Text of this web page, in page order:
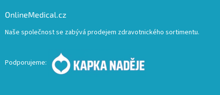
OnlineMedical.cz
Naše společnost se zabývá prodejem zdravotnického sortimentu.
Podporujeme: